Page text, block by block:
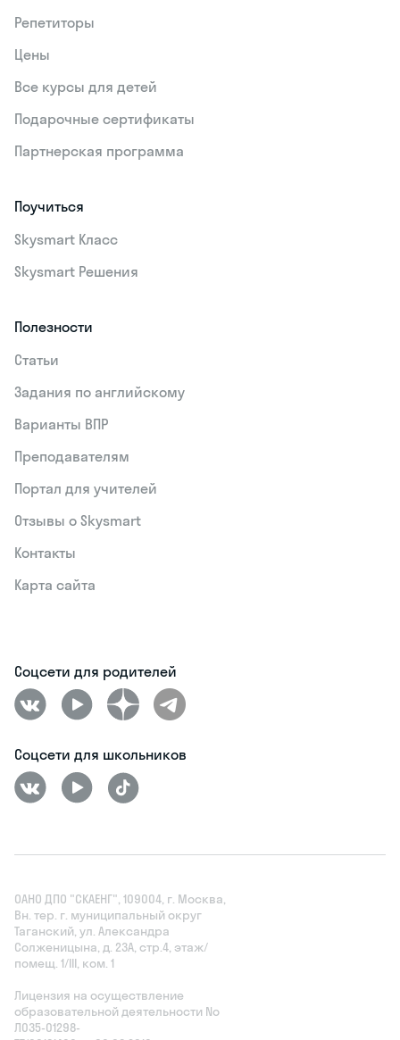
Репетиторы
Цены
Все курсы для детей
Подарочные сертификаты
Партнерская программа
Поучиться
Skysmart Класс
Skysmart Решения
Полезности
Статьи
Задания по английскому
Варианты ВПР
Преподавателям
Портал для учителей
Отзывы о Skysmart
Контакты
Карта сайта
Соцсети для родителей
Соцсети для школьников
ОАНО ДПО "СКАЕНГ", 109004, г. Москва,
Вн. тер. г. муниципальный округ
Таганский, ул. Александра
Солженицына, д. 23А, стр.4, этаж/
помещ. 1/III, ком. 1
Лицензия на осуществление
образовательной деятельности No
Л035‑01298-